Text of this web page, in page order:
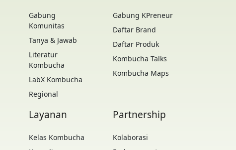
Gabung
Komunitas
Tanya & Jawab
Literatur
Kombucha
LabX Kombucha
Regional
Gabung KPreneur
Daftar Brand
Daftar Produk
Kombucha Talks
Kombucha Maps
Layanan
Kelas Kombucha
Partnership
Kolaborasi